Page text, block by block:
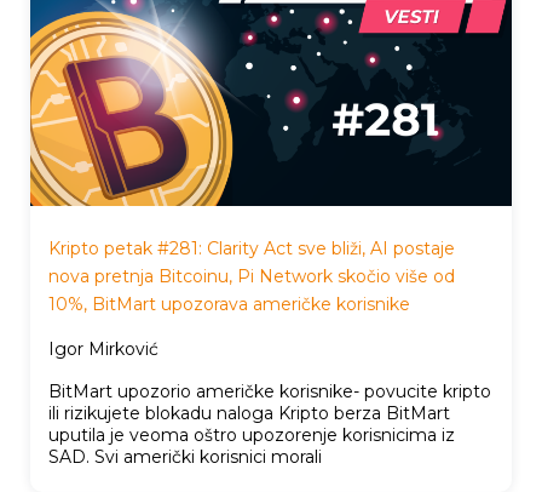
Kripto petak #281: Clarity Act sve bliži, AI postaje
nova pretnja Bitcoinu, Pi Network skočio više od
10%, BitMart upozorava američke korisnike
Igor Mirković
BitMart upozorio američke korisnike- povucite kripto
ili rizikujete blokadu naloga Kripto berza BitMart
uputila je veoma oštro upozorenje korisnicima iz
SAD. Svi američki korisnici morali